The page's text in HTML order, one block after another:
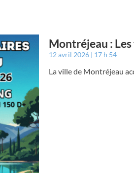
Montréjeau :
12 avril 2026 17 h 54
La ville de Montréjeau